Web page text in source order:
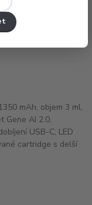
mAh, objem 3 ml,
Gene AI 2.0,
USB-C, LED
cartridge s delší